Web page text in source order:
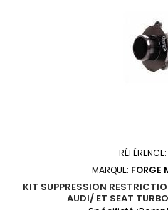
RÉFÉRENCE:
MARQUE: FORGE
KIT SUPPRESSION
AUDI/ ET SEAT